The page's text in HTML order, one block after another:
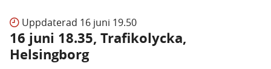
Uppdaterad 16 juni 19.50
16 juni 18.35, Trafikolycka,
Helsingborg